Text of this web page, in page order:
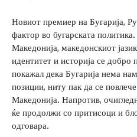
Новиот премиер на Бугарија,
фактор во бугарската
Македонија, македонскиот
идентитет и историја се добро
покажал дека Бугарија нема
позиции, ниту пак да се
Македонија. Напротив,
ќе продолжи со притисоци и
одговара.